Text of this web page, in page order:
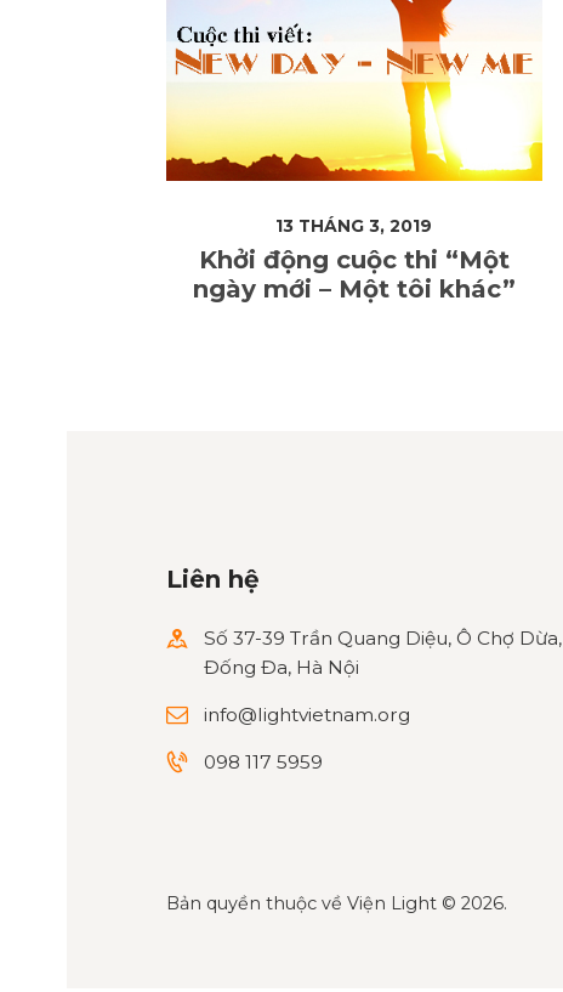
13 THÁNG 3, 2019
Khởi động cuộc thi “Một
ngày mới – Một tôi khác”
Liên hệ
Số 37-39 Trần Quang Diệu, Ô Chợ Dừa,
Đống Đa, Hà Nội
info@lightvietnam.org
098 117 5959
Bản quyền thuộc về Viện Light© 2026.